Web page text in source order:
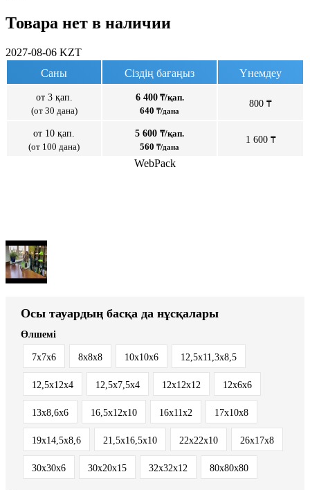
Товара нет в наличии
2027-08-06 KZT
Саны
Сіздің бағаңыз Үнемдеу
от 3 қап.
(от 30 дана)
6 400₸/қап.
640 ₸/дана
800 ₸
от 10 қап.
(от 100 дана)
5 600 ₸/қап.
560 ₸/дана
1 600 ₸
WebPack
Осы тауардың басқа да нұсқалары
Өлшемі
7х7х6 8х8х8 10х10х6 12,5x11,3x8,5
12,5x12x4 12,5x7,5x4 12х12х12 12х6х6
13x8,6x6 16,5x12x10 16x11x2 17х10х8
19х14,5х8,6 21,5x16,5x10 22x22x10 26х17х8
30x30x6 30х20х15 32х32х12 80х80х80